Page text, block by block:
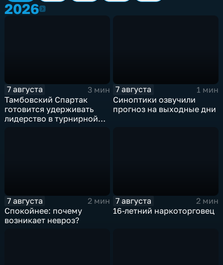
20262026
7 августа
3 мин
Тамбовский Спартак
готовится удерживать
лидерство в турнирной
7 августа
1 мин
Синоптики озвучили
прогноз на выходные дни
7 августа
2 мин
Спокойнее: почему
возникает невроз?
7 августа
2 мин
16-летний наркоторговец